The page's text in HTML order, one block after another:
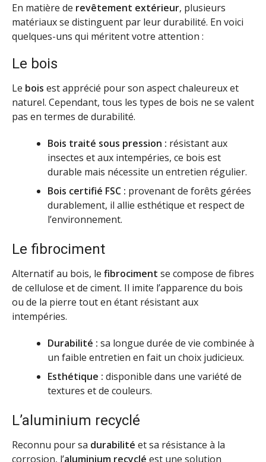
En matière de revêtement extérieur, plusieurs
matériaux se distinguent par leur durabilité. En voici
quelques-uns qui méritent votre attention :
Le bois
Le bois est apprécié pour son aspect chaleureux et
naturel. Cependant, tous les types de bois ne se valent
pas en termes de durabilité.
Bois traité sous pression : résistant aux
insectes et aux intempéries, ce bois est
durable mais nécessite un entretien régulier.
Bois certifié FSC : provenant de forêts gérées
durablement, il allie esthétique et respect de
l’environnement.
Le fibrociment
Alternatif au bois, le fibrociment se compose de fibres
de cellulose et de ciment. Il imite l’apparence du bois
ou de la pierre tout en étant résistant aux
intempéries.
Durabilité : sa longue durée de vie combinée à
un faible entretien en fait un choix judicieux.
Esthétique : disponible dans une variété de
textures et de couleurs.
L’aluminium recyclé
Reconnu pour sa durabilité et sa résistance à la
corrosion, l’aluminium recyclé est une solution